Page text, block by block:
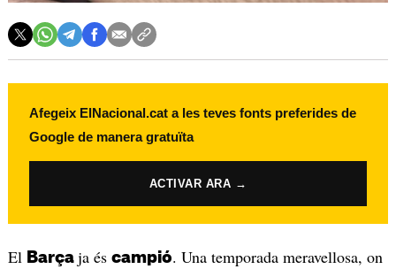
Afegeix ElNacional.cat a les teves fonts preferides de
Google de manera gratuïta
ACTIVAR ARA →
El Barça ja és campió. Una temporada meravellosa, on